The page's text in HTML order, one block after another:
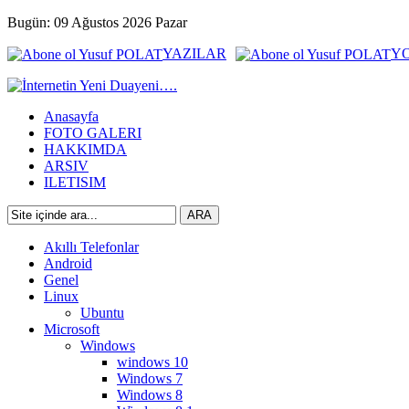
Bugün: 09 Ağustos 2026 Pazar
YAZILAR
Anasayfa
FOTO GALERI
HAKKIMDA
ARSIV
ILETISIM
Akıllı Telefonlar
Android
Genel
Linux
Ubuntu
Microsoft
Windows
windows 10
Windows 7
Windows 8